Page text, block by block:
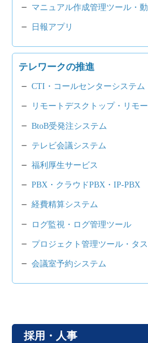
マニュアル作成管理ツール・
日報アプリ
テレワークの推進
CTI・コールセンターシステム
リモートデスクトップ・リモ
BtoB受発注システム
テレビ会議システム
福利厚生サービス
PBX・クラウドPBX・IP-PBX
経費精算システム
ログ監視・ログ管理ツール
プロジェクト管理ツール・タ
会議室予約システム
採用・人事